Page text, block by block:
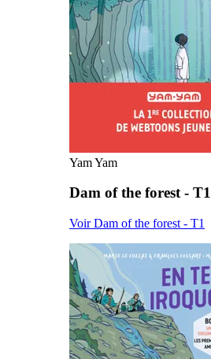
Yam Yam
Dam of the forest - T1
Voir Dam of the forest - T1